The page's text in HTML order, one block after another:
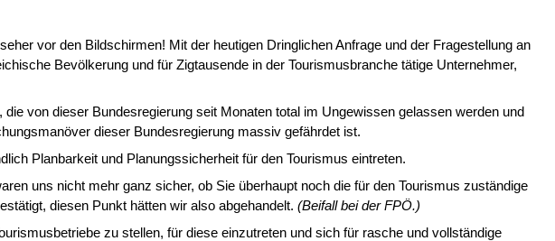
vor den Bildschirmen! Mit der heutigen Dringlichen Anfra­ge und der Fragestellung an
Bevölkerung und für Zigtausende in der Tourismusbranche tätige Unternehmer,
von dieser Bundesregierung seit Monaten total im Ungewis­sen gelassen werden und
dieser Bundesregie­rung massiv gefährdet ist.
Planbarkeit und Planungssicherheit für den Tourismus ein­treten.
uns nicht mehr ganz sicher, ob Sie überhaupt noch die für den Tourismus zuständige
diesen Punkt hätten wir also abgehandelt. (Beifall bei der FPÖ.)
zu stellen, für diese einzutreten und sich für rasche und vollständige